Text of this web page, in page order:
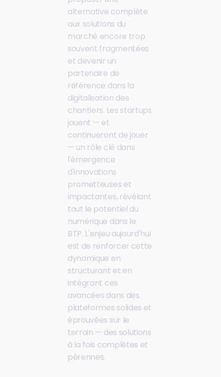
alternative complète
aux solutions du
marché encore trop
souvent fragmentées
et devenir un
partenaire de
référence dans la
digitalisation des
chantiers. Les startups
jouent — et
continueront de jouer
— un rôle clé dans
l'émergence
d'innovations
prometteuses et
impactantes, révélant
tout le potentiel du
numérique dans le
BTP. L'enjeu aujourd'hui
est de renforcer cette
dynamique en
structurant et en
intégrant ces
avancées dans des
plateformes solides et
éprouvées sur le
terrain — des solutions
à la fois complètes et
pérennes.